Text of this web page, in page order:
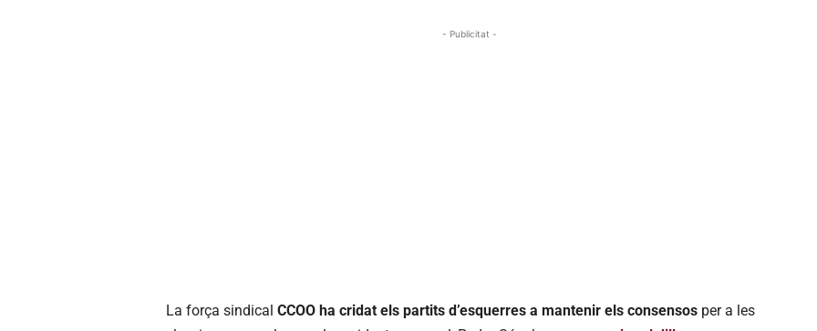
- Publicitat -
La força sindical CCOO ha cridat els partits d’esquerres a mantenir els consensos per a les